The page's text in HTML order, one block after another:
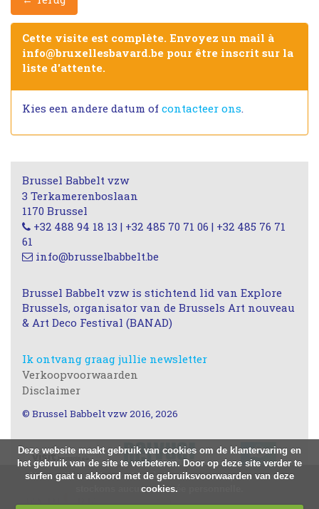
Cette visite est complète. Envoyez un mail à
info@bruxellesbavard.be pour être inscrit sur la
liste d'attente.
Kies een andere datum of contacteer ons.
Brussel Babbelt vzw
3 Terkamerenboslaan
1170 Brussel
+32 488 94 18 13 | +32 485 70 71 06 | +32 485 76 71
61
info@brusselbabbelt.be
Brussel Babbelt vzw is stichtend lid van Explore
Brussels, organisator van de Brussels Art nouveau
& Art Deco Festival (BANAD)
Ik ontvang graag jullie newsletter
Verkoopvoorwaarden
Disclaimer
© Brussel Babbelt vzw 2016, 2026
Nous utilisons des cookies à des fins statistiques, nous ne
stockons aucune donnée personnelle.
Deze website maakt gebruik van cookies om de klantervaring en
het gebruik van de site te verbeteren. Door op deze site verder te
surfen gaat u akkoord met de gebruiksvoorwaarden van deze
cookies.